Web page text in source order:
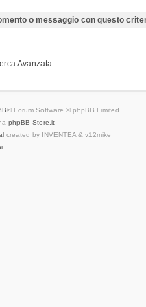
o messaggio con questo
Avanzata
® Forum Software © phpBB Limited
phpBB-Store.it
created by INVENTEA & v12mike